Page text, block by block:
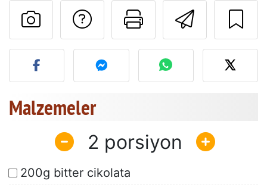
Bu sayfayı
Tarif sahibine bir
Bu tarifin fotoğrafını
Malzemeler
2
200g bitter cikolata